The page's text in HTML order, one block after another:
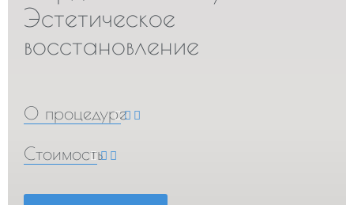
Эстетическое
восстановление
О процедуре
Стоимость